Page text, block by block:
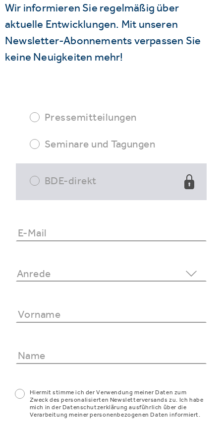
Wir informieren Sie regelmäßig über
aktuelle Entwicklungen. Mit unseren
Newsletter-Abonnements verpassen Sie
keine Neuigkeiten mehr!
Pressemitteilungen
Seminare und Tagungen
BDE-direkt
Hiermit stimme ich der Verwendung meiner Daten zum
Zweck des personalisierten Newsletterversands zu. Ich habe
mich in der Datenschutzerklärung ausführlich über die
Verarbeitung meiner personenbezogenen Daten informiert.